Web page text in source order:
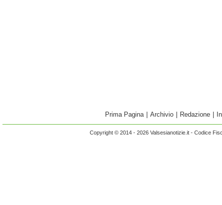
Prima Pagina | Archivio | Redazione |
Copyright © 2014 - 2026 Valsesianotizie.it - Codice